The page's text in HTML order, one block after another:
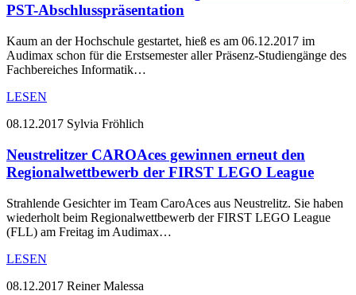
PST-Abschlusspräsentation
Kaum an der Hochschule gestartet, hieß es am 06.12.2017 im
Audimax schon für die Erstsemester aller Präsenz-Studiengänge des
Fachbereiches Informatik…
LESEN
08.12.2017 Sylvia Fröhlich
Neustrelitzer CAROAces gewinnen erneut den
Regionalwettbewerb der FIRST LEGO League
Strahlende Gesichter im Team CaroAces aus Neustrelitz. Sie haben
wiederholt beim Regionalwettbewerb der FIRST LEGO League
(FLL) am Freitag im Audimax…
LESEN
08.12.2017 Reiner Malessa